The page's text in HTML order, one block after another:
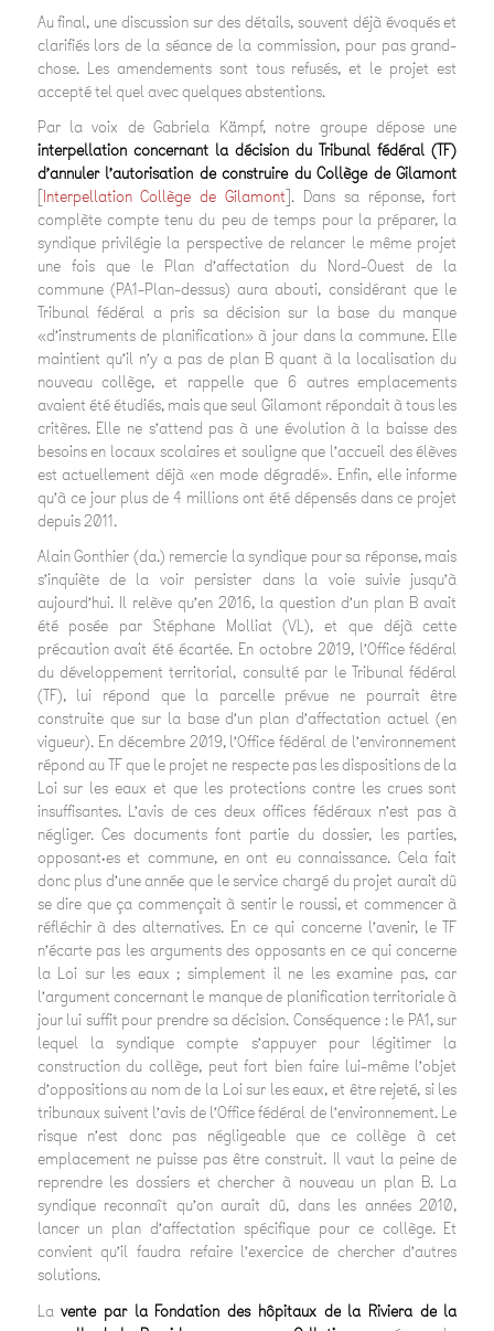
Au final, une discussion sur des détails, souvent déjà évoqués et
clarifiés lors de la séance de la commission, pour pas grand-
chose. Les amendements sont tous refusés, et le projet est
accepté tel quel avec quelques abstentions.
Par la voix de Gabriela Kämpf, notre groupe dépose une
interpellation concernant la décision du Tribunal fédéral (TF)
d’annuler l’autorisation de construire du Collège de Gilamont
Interpellation Collège de Gilamont ]. Dans sa réponse, fort
complète compte tenu du peu de temps pour la préparer, la
syndique privilégie la perspective de relancer le même projet
une fois que le Plan d’affectation du Nord-Ouest de la
commune (PA1-Plan-dessus) aura abouti, considérant que le
Tribunal fédéral a pris sa décision sur la base du manque
«d’instruments de planification» à jour dans la commune. Elle
maintient qu’il n’y a pas de plan B quant à la localisation du
nouveau collège, et rappelle que 6 autres emplacements
avaient été étudiés, mais que seul Gilamont répondait à tous les
critères. Elle ne s’attend pas à une évolution à la baisse des
besoins en locaux scolaires et souligne que l’accueil des élèves
est actuellement déjà «en mode dégradé». Enfin, elle informe
qu’à ce jour plus de 4 millions ont été dépensés dans ce projet
depuis 2011.
Alain Gonthier (da.) remercie la syndique pour sa réponse, mais
s’inquiète de la voir persister dans la voie suivie jusqu’à
aujourd’hui. Il relève qu’en 2016, la question d’un plan B avait
été posée par Stéphane Molliat (VL), et que déjà cette
précaution avait été écartée. En octobre 2019, l’Office fédéral
du développement territorial, consulté par le Tribunal fédéral
(TF), lui répond que la parcelle prévue ne pourrait être
construite que sur la base d’un plan d’affectation actuel (en
vigueur). En décembre 2019, l’Office fédéral de l’environnement
répond au TF que le projet ne respecte pas les dispositions de la
Loi sur les eaux et que les protections contre les crues sont
insuffisantes. L’avis de ces deux offices fédéraux n’est pas à
négliger. Ces documents font partie du dossier, les parties,
opposant·es et commune, en ont eu connaissance. Cela fait
donc plus d’une année que le service chargé du projet aurait dû
se dire que ça commençait à sentir le roussi, et commencer à
réfléchir à des alternatives. En ce qui concerne l’avenir, le TF
n’écarte pas les arguments des opposants en ce qui concerne
la Loi sur les eaux ; simplement il ne les examine pas, car
l’argument concernant le manque de planification territoriale à
jour lui suffit pour prendre sa décision. Conséquence : le PA1, sur
lequel la syndique compte s’appuyer pour légitimer la
construction du collège, peut fort bien faire lui-même l’objet
d’oppositions au nom de la Loi sur les eaux, et être rejeté, si les
tribunaux suivent l’avis de l’Office fédéral de l’environnement. Le
risque n’est donc pas négligeable que ce collège à cet
emplacement ne puisse pas être construit. Il vaut la peine de
reprendre les dossiers et chercher à nouveau un plan B. La
syndique reconnaît qu’on aurait dû, dans les années 2010,
lancer un plan d’affectation spécifique pour ce collège. Et
convient qu’il faudra refaire l’exercice de chercher d’autres
solutions.
Lavente par la Fondation des hôpitaux de la Riviera de la